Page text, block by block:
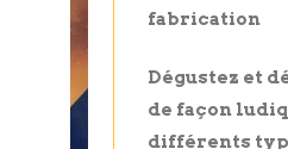
fabrication
Dégustez et
de façon
différents